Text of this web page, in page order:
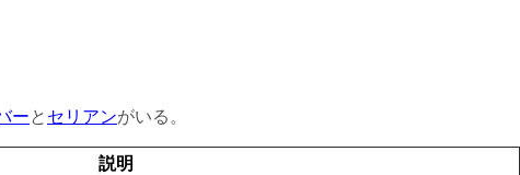
ーと セリアンがいる。
説明